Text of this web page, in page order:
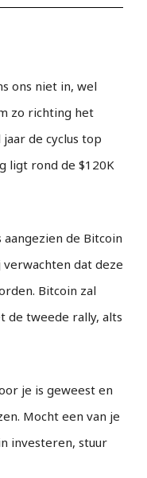
ons niet in, wel
zo richting het
de cyclus top
ligt rond de $120K
de Bitcoin
dat deze
Bitcoin zal
de tweede rally, alts
je is geweest en
Mocht een van je
investeren, stuur